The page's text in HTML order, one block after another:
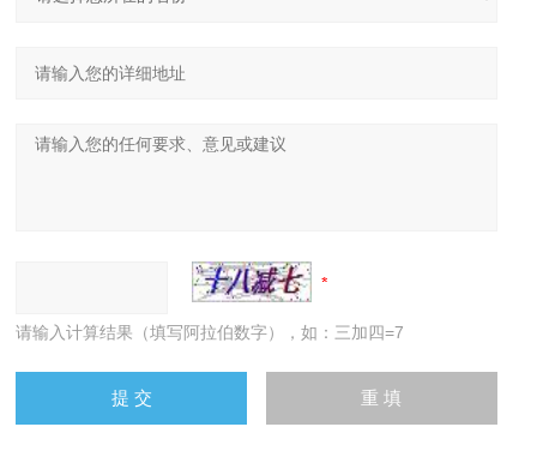
请输入计算结果（填写阿拉伯数字），如：三加四=7